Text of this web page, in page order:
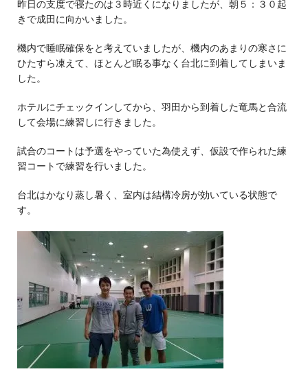
昨日の支度で寝たのは３時近くになりましたが、朝５：３０起
きで成田に向かいました。
機内で睡眠確保をと考えていましたが、機内のあまりの寒さに
ひたすら凍えて、ほとんど眠る事なく台北に到着してしまいま
した。
ホテルにチェックインしてから、羽田から到着した竜馬と合流
して会場に練習しに行きました。
試合のコートは予選をやっていた為使えず、仮設で作られた練
習コートで練習を行いました。
台北はかなり蒸し暑く、室内は結構冷房が効いている状態で
す。